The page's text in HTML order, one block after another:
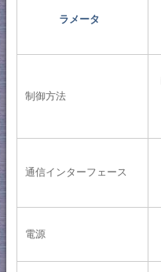
ラメータ
制御方法
通信インターフェース
電源